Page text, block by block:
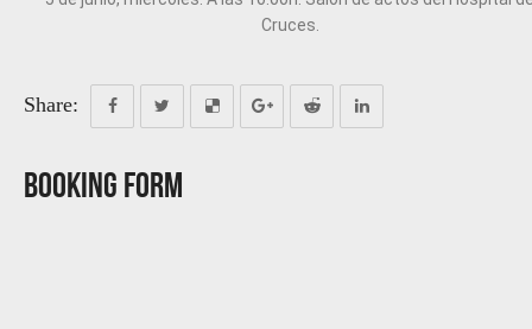
Cruces.
Share:
Booking Form